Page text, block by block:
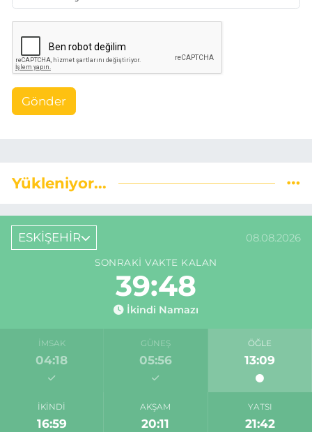
Gönder
Yükleniyor...
ESKİŞEHİR 08.08.2026
SONRAKI VAKTE KALAN
39:47
İkindi Namazı
İMSAK
04:18
GÜNEŞ
05:56
ÖĞLE
13:09
İKINDI
16:59
AKŞAM
20:11
YATSI
21:42